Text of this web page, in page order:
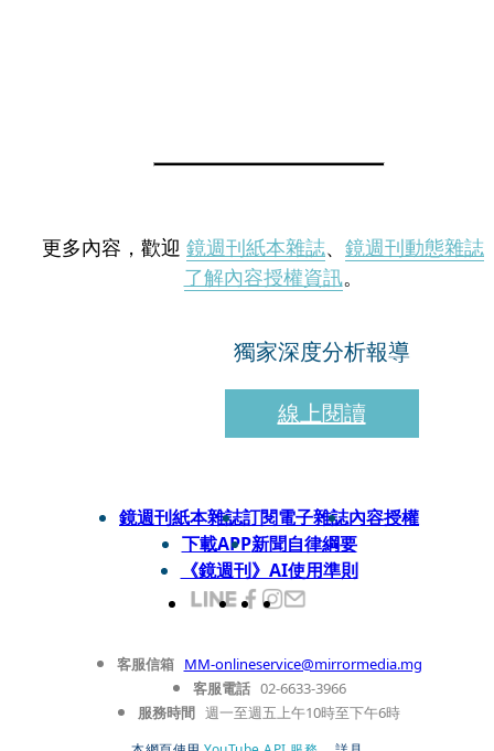
更多內容，歡迎 鏡週刊紙本雜誌、 鏡週刊動態雜誌
了解內容授權資訊。
獨家深度分析報導
線上閱讀
鏡週刊紙本雜誌訂閱電子雜誌內容授權
下載APP新聞自律綱要
《鏡週刊》AI使用準則
客服信箱 MM-onlineservice@mirrormedia.mg
客服電話 02-6633-3966
服務時間 週一至週五上午10時至下午6時